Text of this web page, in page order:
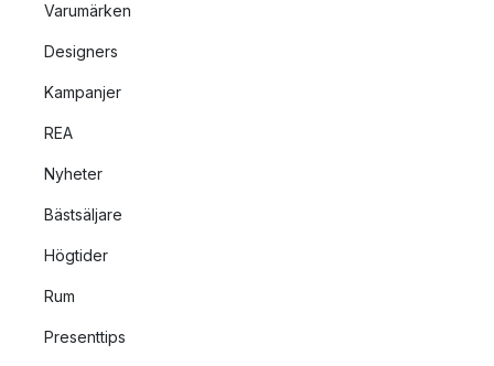
Varumärken
Designers
Kampanjer
REA
Nyheter
Bästsäljare
Högtider
Rum
Presenttips